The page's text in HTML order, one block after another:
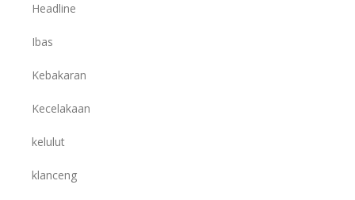
Headline
Ibas
Kebakaran
Kecelakaan
kelulut
klanceng